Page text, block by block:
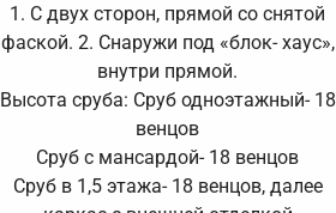
1. С двух сторон, прямой со снятой
фаской. 2. Снаружи под «блок- хаус»,
внутри прямой.
Высота сруба: Сруб одноэтажный- 18
венцов
Сруб с мансардой- 18 венцов
Сруб в 1,5 этажа- 18 венцов, далее